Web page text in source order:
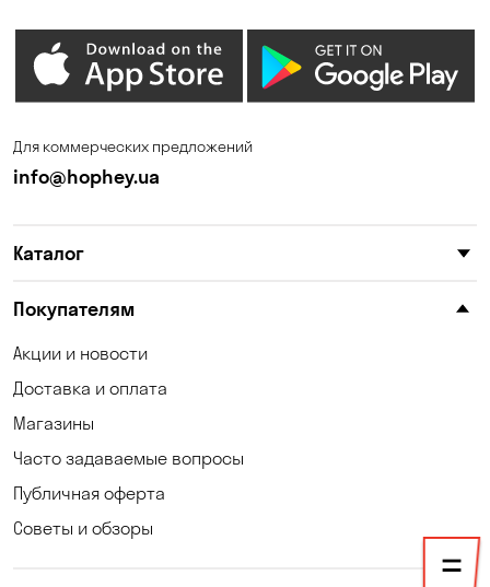
Для коммерческих предложений
info@hophey.ua
Каталог
Покупателям
Акции и новости
Доставка и оплата
Магазины
Часто задаваемые вопросы
Публичная оферта
Советы и обзоры